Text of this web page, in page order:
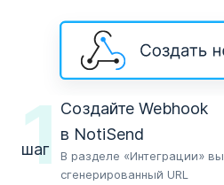
1
шаг
Создайте Webhook
в NotiSend
В разделе «Интеграции»
сгенерированный URL